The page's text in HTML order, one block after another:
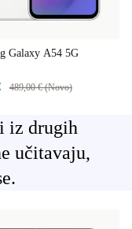
Galaxy A54 5G
489,00 € (Novo)
iz drugih
učitavaju,